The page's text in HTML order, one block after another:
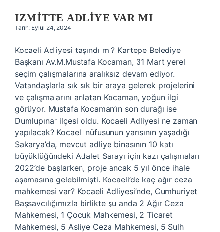
IZMITTE ADLIYE VAR MI
Tarih: Eylül 24, 2024
Kocaeli Adliyesi taşındı mı? Kartepe Belediye
Başkanı Av.M.Mustafa Kocaman, 31 Mart yerel
seçim çalışmalarına aralıksız devam ediyor.
Vatandaşlarla sık sık bir araya gelerek projelerini
ve çalışmalarını anlatan Kocaman, yoğun ilgi
görüyor. Mustafa Kocaman’ın son durağı ise
Dumlupınar ilçesi oldu. Kocaeli Adliyesi ne zaman
yapılacak? Kocaeli nüfusunun yarısının yaşadığı
Sakarya’da, mevcut adliye binasının 10 katı
büyüklüğündeki Adalet Sarayı için kazı çalışmaları
2022’de başlarken, proje ancak 5 yıl önce ihale
aşamasına gelebilmişti. Kocaeli’de kaç ağır ceza
mahkemesi var? Kocaeli Adliyesi’nde, Cumhuriyet
Başsavcılığımızla birlikte şu anda 2 Ağır Ceza
Mahkemesi, 1 Çocuk Mahkemesi, 2 Ticaret
Mahkemesi, 5 Asliye Ceza Mahkemesi, 5 Sulh